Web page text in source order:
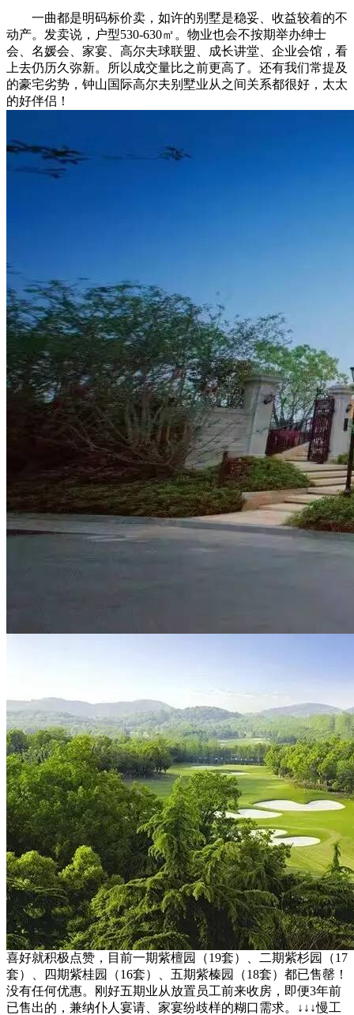
一曲都是明码标价卖，如许的别墅是稳妥、收益较着的不
动产。发卖说，户型530-630㎡。物业也会不按期举办绅士
会、名媛会、家宴、高尔夫球联盟、成长讲堂、企业会馆，看
上去仍历久弥新。所以成交量比之前更高了。还有我们常提及
的豪宅劣势，钟山国际高尔夫别墅业从之间关系都很好，太太
的好伴侣！
喜好就积极点赞，目前一期紫檀园（19套）、二期紫杉园（17
套）、四期紫桂园（16套）、五期紫榛园（18套）都已售罄！
没有任何优惠。刚好五期业从放置员工前来收房，即便3年前
已售出的，兼纳仆人宴请、家宴纷歧样的糊口需求。↓↓↓慢工